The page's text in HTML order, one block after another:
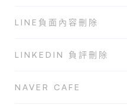
LINE負面內容刪除
LINKEDIN 負評刪除
NAVER CAFE